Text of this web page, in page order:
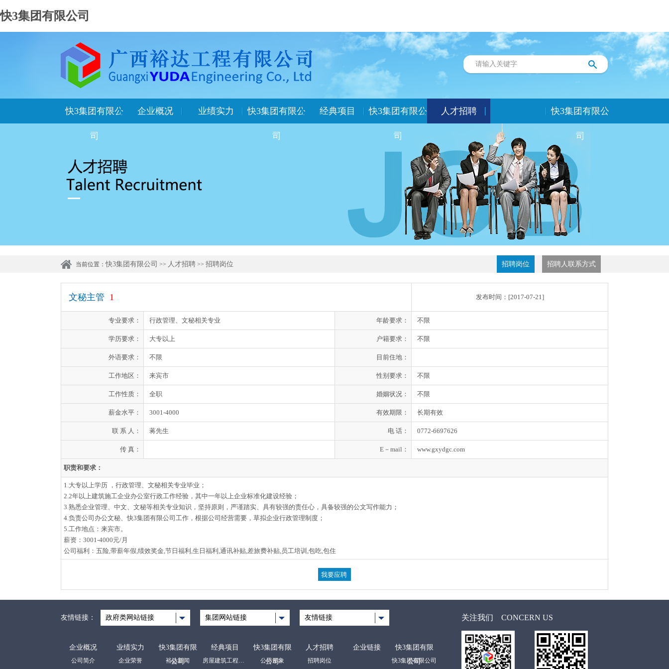
快3集团有限公司
快3集团有限公
司
企业概况 业绩实力 快3集团有限公
司
经典项目 快3集团有限公
司
人才招聘 快3集团有限公
司
当前位置：快3集团有限公司 >> 人才招聘 >> 招聘岗位 招聘岗位 招聘人联系方式
文秘主管 1 发布时间：[2017-07-21]
专业要求： 行政管理、文秘相关专业 年龄要求： 不限
学历要求： 大专以上 户籍要求： 不限
外语要求： 不限 目前住地：
工作地区： 来宾市 性别要求： 不限
工作性质： 全职 婚姻状况： 不限
薪金水平： 3001-4000 有效期限： 长期有效
联 系 人： 蒋先生 电 话： 0772-6697626
传 真： E－mail： www.gxydgc.com
职责和要求：
1.大专以上学历 ，行政管理、文秘相关专业毕业；
2.2年以上建筑施工企业办公室行政工作经验，其中一年以上企业标准化建设经验；
3.熟悉企业管理、中文、文秘等相关专业知识，坚持原则，严谨踏实、具有较强的责任心，具备较强的公文写作能力；
4.负责公司办公文秘、快3集团有限公司工作，根据公司经营需要，草拟企业行政管理制度；
5.工作地点：来宾市。
薪资：3001-4000元/月
公司福利：五险,带薪年假,绩效奖金,节日福利,生日福利,通讯补贴,差旅费补贴,员工培训,包吃,包住
友情链接： 政府类网站链接 集团网站链接 友情链接
企业概况
公司简介
业绩实力
企业荣誉
快3集团有限
公司
裕达新闻
经典项目
房屋建筑工程项目
快3集团有限
公司
公司形象
人才招聘
招聘岗位
企业链接
快3集团有限
公司
快3集团有限公司
关注我们 CONCERN US